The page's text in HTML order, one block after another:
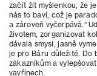
začít žít myšlenkou, že
nás to baví, což je
a zároveň vyčerpává.“
životem, zorganizovat
dávala smysl, jasně
je pro Báru důležité. Do
zákazníkům a
vavřínech.